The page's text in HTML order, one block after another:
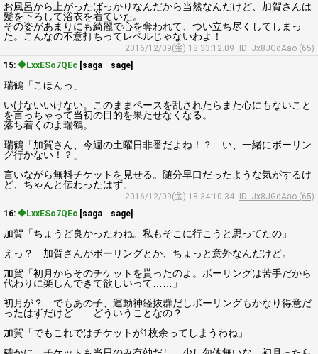
お風呂から上がったばっかりなんだから当然なんだけど、加賀さんは
髪を下ろして浴衣を着ていた。
その姿があまりにも綺麗で心を奪われて、つい立ち尽くしてしまっ
た。こんなの不意打ちってレベルじゃないわよ！
2016/12/09(金) 18:33:12.09
ID: Jx8JGdAao (65)
15: ◆LxxESo7QEc [saga sage]
瑞鶴「こほんっ」
いけないいけない。このままペースを乱されたらまた心にもないこと
を言っちゃって当初の目的を果たせなくなる。
落ち着くのよ瑞鶴。
瑞鶴「加賀さん、今週の土曜日非番だよね！？ い、一緒にボーリン
グ行かない！？」
言いながら無料チケットを見せる。随分早口だったような気がするけ
ど、ちゃんと伝わったはず。
2016/12/09(金) 18:34:10.34
ID: Jx8JGdAao (65)
16: ◆LxxESo7QEc [saga sage]
加賀「ちょうど良かったわね。私もそこに行こうと思ってたの」
えっ？ 加賀さんがボーリングとか、ちょっと意外なんだけど。
加賀「初月からそのチケットを貰ったのよ。ボーリングは苦手だから
代わりに楽しんできて欲しいって……」
初月が？ でもあの子、運動神経抜群だしボーリングもかなり得意だ
ったはずだけど……どういうことなの？
加賀「でもこれではチケットが1枚余ってしまうわね」